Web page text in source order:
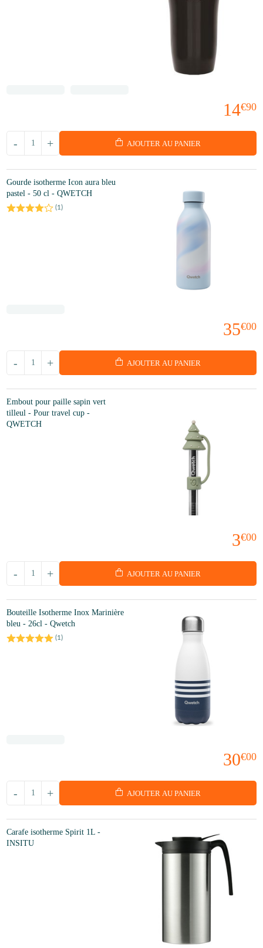
14€90
+
- AJOUTER AU PANIER
Gourde isotherme Icon aura bleu
pastel - 50 cl - QWETCH
(1 )
35€00
+
- AJOUTER AU PANIER
Embout pour paille sapin vert
tilleul - Pour travel cup -
QWETCH
3€00
+
- AJOUTER AU PANIER
Bouteille Isotherme Inox Marinière
bleu - 26cl - Qwetch
(1 )
30€00
+
- AJOUTER AU PANIER
Carafe isotherme Spirit 1L -
INSITU